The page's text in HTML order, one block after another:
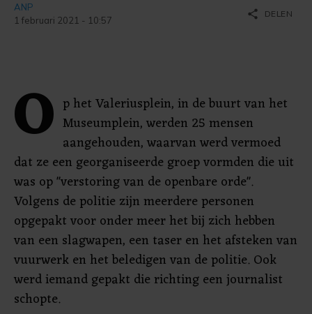
ANP
1 februari 2021 - 10:57
share DELEN
O p het Valeriusplein, in de buurt van het
Museumplein, werden 25 mensen
aangehouden, waarvan werd vermoed
dat ze een georganiseerde groep vormden die uit
was op "verstoring van de openbare orde".
Volgens de politie zijn meerdere personen
opgepakt voor onder meer het bij zich hebben
van een slagwapen, een taser en het afsteken van
vuurwerk en het beledigen van de politie. Ook
werd iemand gepakt die richting een journalist
schopte.